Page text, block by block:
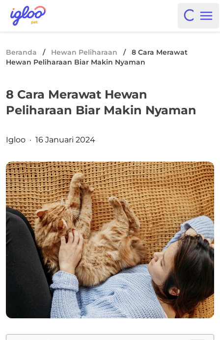
Skip to content
Igloo Blog
Open
Beranda / Hewan Peliharaan /
8 Cara Merawat
Hewan Peliharaan Biar Makin Nyaman
8 Cara Merawat Hewan
Peliharaan Biar Makin Nyaman
Posted by
Igloo · 16 Januari 2024